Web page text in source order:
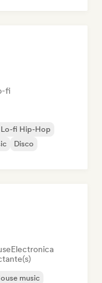
fi
fi Hip-Hop
Disco
Electronica
music